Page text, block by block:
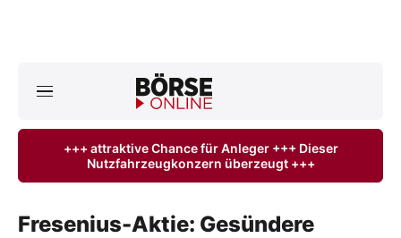
Anlageprodukte
Finanz-Check
+++ attraktive Chance für Anleger +++ Dieser
Nutzfahrzeugkonzern überzeugt +++
Fresenius-Aktie: Gesündere